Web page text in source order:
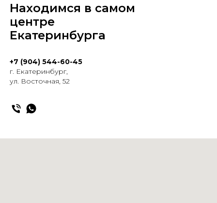
Находимся в самом
центре
Екатеринбурга
+7 (904) 544-60-45
г. Екатеринбург,
ул. Восточная, 52